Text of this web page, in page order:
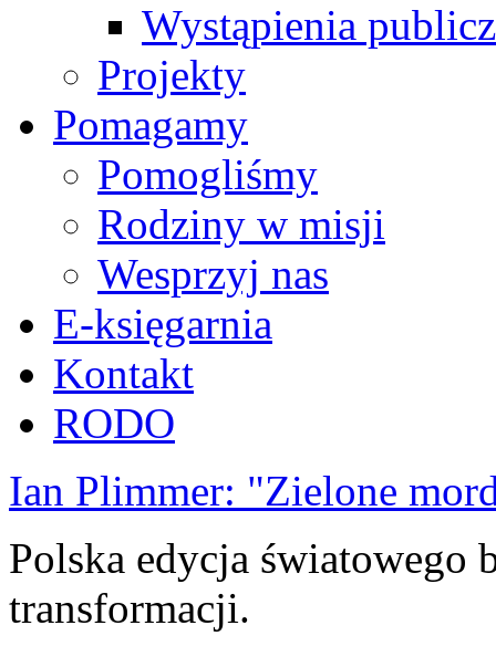
Wystąpienia
Projekty
Pomagamy
Pomogliśmy
Rodziny w misji
Wesprzyj nas
E-księgarnia
Kontakt
RODO
Ian Plimmer: "Zielone
Polska edycja światowego
transformacji.